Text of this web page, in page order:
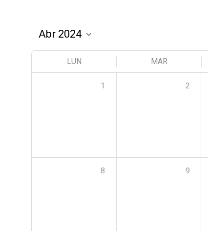
LUN MAR
1 2
8 9